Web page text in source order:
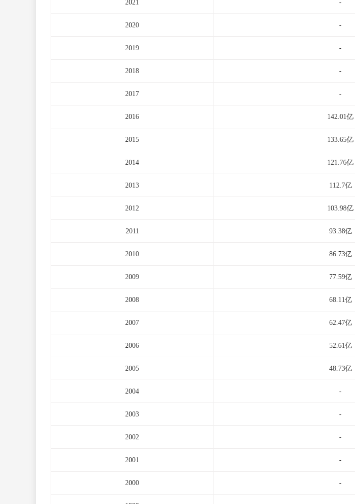
2021 -
2020 -
2019 -
2018 -
2017 -
2016 142.01亿
2015 133.65亿
2014 121.76亿
2013 112.7亿
2012 103.98亿
2011 93.38亿
2010 86.73亿
2009 77.59亿
2008 68.11亿
2007 62.47亿
2006 52.61亿
2005 48.73亿
2004 -
2003 -
2002 -
2001 -
2000 -